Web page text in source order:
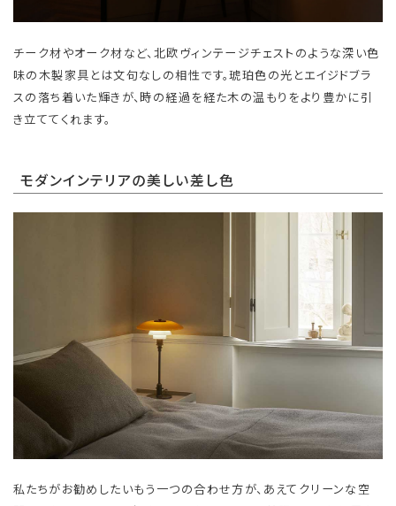
チーク材やオーク材など、北欧ヴィンテージチェストのような深い色
味の木製家具とは文句なしの相性です。琥珀色の光とエイジドブラ
スの落ち着いた輝きが、時の経過を経た木の温もりをより豊かに引
き立ててくれます。
モダンインテリアの美しい差し色
私たちがお勧めしたいもう一つの合わせ方が、あえてクリーンな空